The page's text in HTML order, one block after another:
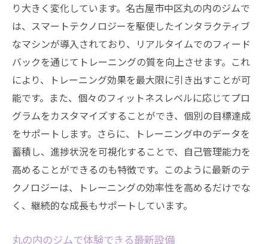
り大きく変化しています。名古屋市中区丸の内のジムで
は、スマートテクノロジーを駆使したインタラクティブ
なマシンが導入されており、リアルタイムでのフィード
バックを通じてトレーニングの質を向上させます。これ
により、トレーニング効果を最大限に引き出すことが可
能です。また、個々のフィットネスレベルに応じてプロ
グラムをカスタマイズすることができ、個別の目標達成
をサポートします。さらに、トレーニング中のデータを
蓄積し、進捗状況を可視化することで、自己管理能力を
高めることができるのも特徴です。このように最新のテ
クノロジーは、トレーニングの効率性を高めるだけでな
く、継続的な成長もサポートしています。
丸の内のジムで体験できる最新設備